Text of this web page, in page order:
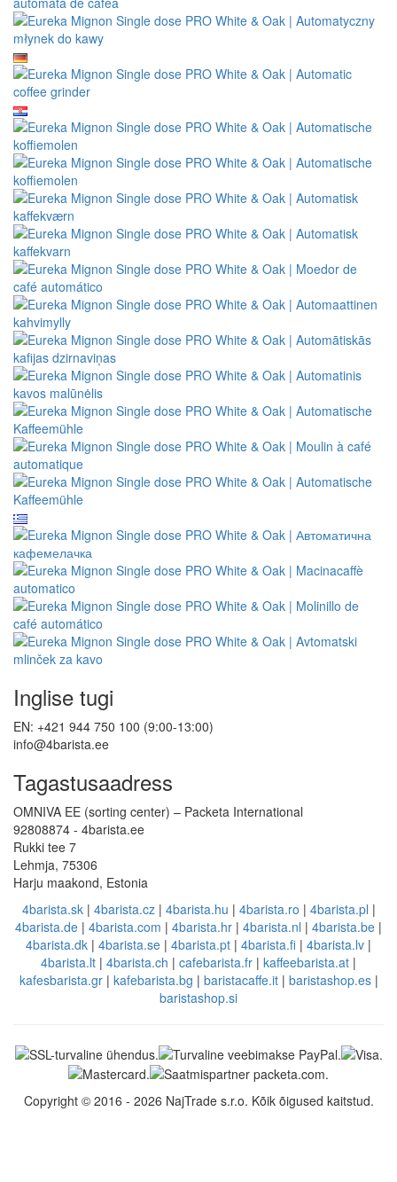
Inglise tugi
EN: +421 944 750 100 (9:00-13:00)
info@4barista.ee
Tagastusaadress
OMNIVA EE (sorting center) – Packeta International
92808874 - 4barista.ee
Rukki tee 7
Lehmja, 75306
Harju maakond, Estonia
4barista.sk| 4barista.cz| 4barista.hu | 4barista.ro | 4barista.pl |
4barista.de | 4barista.com | 4barista.hr | 4barista.nl | 4barista.be |
4barista.dk | 4barista.se | 4barista.pt | 4barista.fi | 4barista.lv |
4barista.lt | 4barista.ch | cafebarista.fr | kaffeebarista.at |
kafesbarista.gr| kafebarista.bg | baristacaffe.it| baristashop.es|
baristashop.si
Copyright © 2016 - 2026 NajTrade s.r.o. Kõik õigused kaitstud.